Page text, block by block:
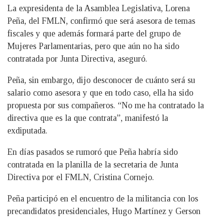
La expresidenta de la Asamblea Legislativa, Lorena
Peña, del FMLN, confirmó que será asesora de temas
fiscales y que además formará parte del grupo de
Mujeres Parlamentarias, pero que aún no ha sido
contratada por Junta Directiva, aseguró.
Peña, sin embargo, dijo desconocer de cuánto será su
salario como asesora y que en todo caso, ella ha sido
propuesta por sus compañeros. “No me ha contratado la
directiva que es la que contrata”, manifestó la
exdiputada.
En días pasados se rumoró que Peña habría sido
contratada en la planilla de la secretaria de Junta
Directiva por el FMLN, Cristina Cornejo.
Peña participó en el encuentro de la militancia con los
precandidatos presidenciales, Hugo Martínez y Gerson